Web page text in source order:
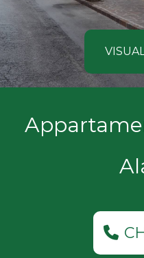
COSA
CERCANO
NOSTRI
Comune
Tipologia
-